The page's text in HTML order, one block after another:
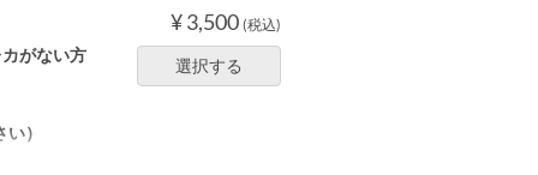
¥ 3,500 (税込)
選択する
がない方
）